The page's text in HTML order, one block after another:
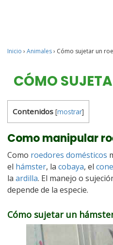
Inicio › Animales› Cómo sujetar un
CÓMO
Contenidos [mostrar]
Como manipular
Como roedores domésticos
el hámster, la cobaya, el
la ardilla. El manejo o
depende de la especie.
Cómo sujetar un